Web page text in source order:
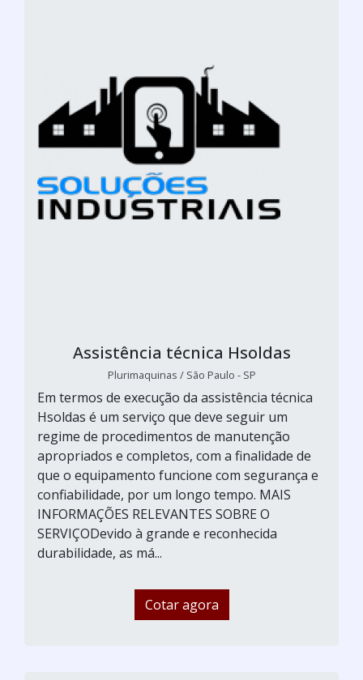
Assistência técnica Hsoldas
Plurimaquinas / São Paulo - SP
Em termos de execução da assistência técnica
Hsoldas é um serviço que deve seguir um
regime de procedimentos de manutenção
apropriados e completos, com a finalidade de
que o equipamento funcione com segurança e
confiabilidade, por um longo tempo. MAIS
INFORMAÇÕES RELEVANTES SOBRE O
SERVIÇODevido à grande e reconhecida
durabilidade, as má...
Cotar agora